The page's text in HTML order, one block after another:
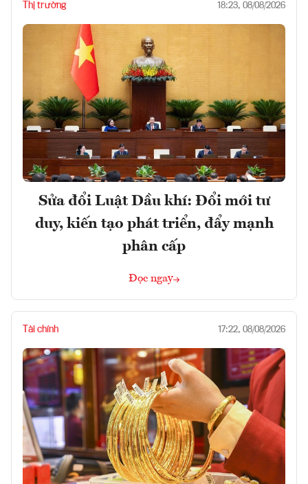
Thị trường 18:23, 08/08/2026
Sửa đổi Luật Dầu khí: Đổi mới tư
duy, kiến tạo phát triển, đẩy mạnh
phân cấp
Đọc ngay
Tài chính 17:22, 08/08/2026